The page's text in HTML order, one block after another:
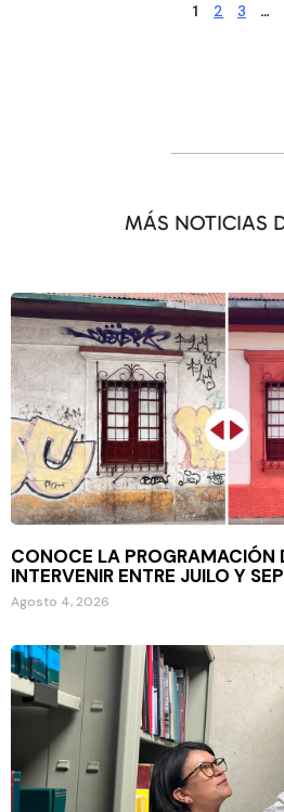
1 2 3 …
MÁS NOTICIAS
CONOCE LA PROGRAMACIÓN
INTERVENIR ENTRE JUILO Y
Agosto 4, 2026